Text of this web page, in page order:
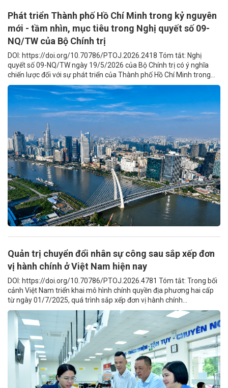
Phát triển Thành phố Hồ Chí Minh trong kỷ nguyên
mới - tầm nhìn, mục tiêu trong Nghị quyết số 09-
NQ/TW của Bộ Chính trị
DOI: https://doi.org/10.70786/PTOJ.2026.2418 Tóm tắt: Nghị
quyết số 09-NQ/TW ngày 19/5/2026 của Bộ Chính trị có ý nghĩa
chiến lược đối với sự phát triển của Thành phố Hồ Chí Minh trong...
Quản trị chuyển đổi nhân sự công sau sắp xếp đơn
vị hành chính ở Việt Nam hiện nay
DOI: https://doi.org/10.70786/PTOJ.2026.4781 Tóm tắt: Trong bối
cảnh Việt Nam triển khai mô hình chính quyền địa phương hai cấp
từ ngày 01/7/2025, quá trình sắp xếp đơn vị hành chính...